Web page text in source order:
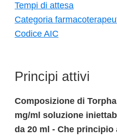
Tempi di attesa
Categoria
Codice AIC
Principi attivi
Composizione di
mg/ml soluzione
da 20 ml - Che principio